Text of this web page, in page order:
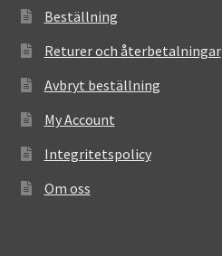
Beställning
Returer och återbetalningar
Avbryt beställning
My Account
Integritetspolicy
Om oss